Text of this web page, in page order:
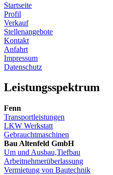
Startseite
Profil
Verkauf
Stellenangebote
Kontakt
Anfahrt
Impressum
Datenschutz
Leistungsspektrum
Fenn
Transportleistungen
LKW Werkstatt
Gebrauchtmaschinen
Bau Altenfeld GmbH
Um und Ausbau,Tiefbau
Arbeitnehmerüberlassung
Vermietung von Bautechnik